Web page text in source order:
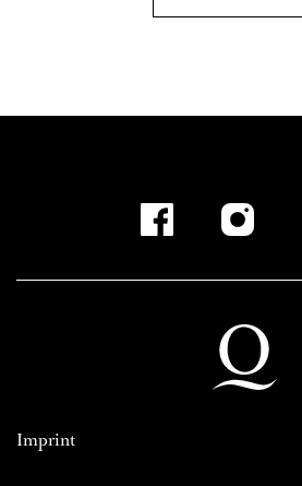
Imprint